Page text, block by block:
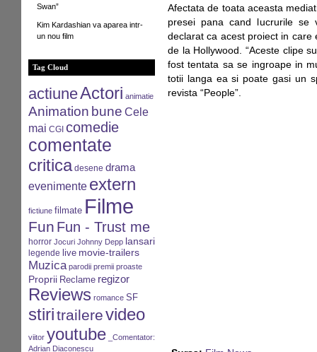
Swan”
Kim Kardashian va aparea intr-
un nou film
Tag Cloud
actiuneActori animatie
Animation bune Cele
mai CGI comedie
comentate
critica desene drama
evenimente extern
fictiune filmate Filme
Fun Fun - Trust me
horror Jocuri Johnny Depp lansari
legende live movie-trailers
Muzica parodii premii proaste
Proprii Reclame regizor
Reviews romance SF
stiritrailerevideo
viitor youtube
_Comentator:
Adrian Diaconescu
Afectata de toata aceasta
presei pana cand lucrurile
declarat ca acest proiect in care
de la Hollywood. “Aceste clipe
fost tentata sa se ingroape in
totii langa ea si poate gasi un
revista “People”.